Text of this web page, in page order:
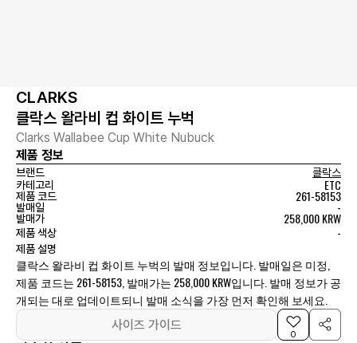
CLARKS
클락스 왈라비 컵 화이트 누벅
Clarks Wallabee Cup White Nubuck
제품 정보
브랜드
클락스
카테고리
ETC
제품 코드 261-58153
발매일 -
발매가 258,000 KRW
제품 색상 -
제품 설명
클락스 왈라비 컵 화이트 누벅의 발매 정보입니다. 발매일은 미정,
제품 코드는 261-58153, 발매가는 258,000 KRW입니다. 발매 정보가 공
개되는 대로 업데이트되니 발매 소식을 가장 먼저 확인해 보세요.
사이즈 가이드
0